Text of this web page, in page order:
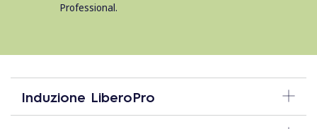
Professional.
Induzione LiberoPro